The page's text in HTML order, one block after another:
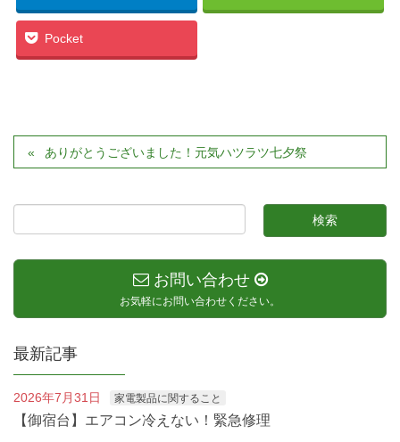
Pocket
ありがとうございました！元気ハツラツ七夕祭
お問い合わせ
お気軽にお問い合わせください。
最新記事
2026年7月31日 家電製品に関すること
【御宿台】エアコン冷えない！緊急修理